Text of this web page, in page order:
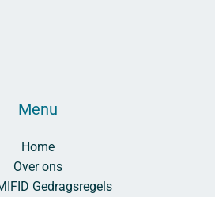
Menu
Home
Over ons
Gedragsregels